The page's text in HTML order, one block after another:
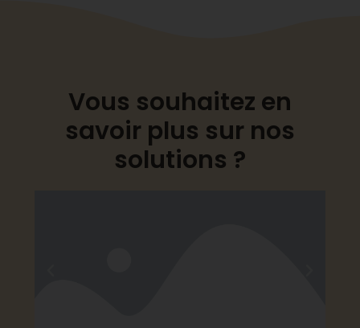
Vous souhaitez en
savoir plus sur nos
solutions ?